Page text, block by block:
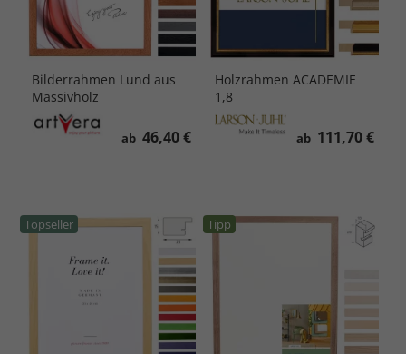
Bilderrahmen Lund aus
Massivholz
ab 46,40 €
Holzrahmen ACADEMIE
1,8
ab 111,70 €
Topseller Tipp